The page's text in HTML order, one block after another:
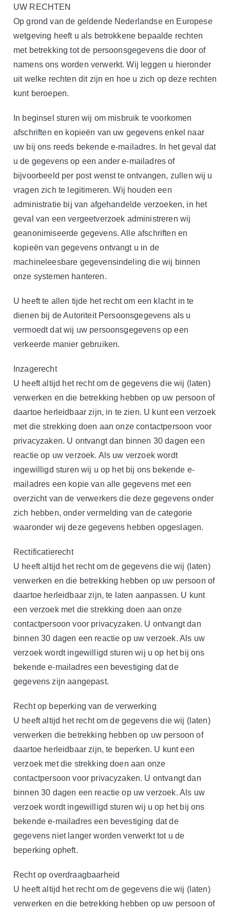
UW RECHTEN
Op grond van de geldende Nederlandse en Europese
wetgeving heeft u als betrokkene bepaalde rechten
met betrekking tot de persoonsgegevens die door of
namens ons worden verwerkt. Wij leggen u hieronder
uit welke rechten dit zijn en hoe u zich op deze rechten
kunt beroepen.
In beginsel sturen wij om misbruik te voorkomen
afschriften en kopieën van uw gegevens enkel naar
uw bij ons reeds bekende e-mailadres. In het geval dat
u de gegevens op een ander e-mailadres of
bijvoorbeeld per post wenst te ontvangen, zullen wij u
vragen zich te legitimeren. Wij houden een
administratie bij van afgehandelde verzoeken, in het
geval van een vergeetverzoek administreren wij
geanonimiseerde gegevens. Alle afschriften en
kopieën van gegevens ontvangt u in de
machineleesbare gegevensindeling die wij binnen
onze systemen hanteren.
U heeft te allen tijde het recht om een klacht in te
dienen bij de Autoriteit Persoonsgegevens als u
vermoedt dat wij uw persoonsgegevens op een
verkeerde manier gebruiken.
Inzagerecht
U heeft altijd het recht om de gegevens die wij (laten)
verwerken en die betrekking hebben op uw persoon of
daartoe herleidbaar zijn, in te zien. U kunt een verzoek
met die strekking doen aan onze contactpersoon voor
privacyzaken. U ontvangt dan binnen 30 dagen een
reactie op uw verzoek. Als uw verzoek wordt
ingewilligd sturen wij u op het bij ons bekende e-
mailadres een kopie van alle gegevens met een
overzicht van de verwerkers die deze gegevens onder
zich hebben, onder vermelding van de categorie
waaronder wij deze gegevens hebben opgeslagen.
Rectificatierecht
U heeft altijd het recht om de gegevens die wij (laten)
verwerken en die betrekking hebben op uw persoon of
daartoe herleidbaar zijn, te laten aanpassen. U kunt
een verzoek met die strekking doen aan onze
contactpersoon voor privacyzaken. U ontvangt dan
binnen 30 dagen een reactie op uw verzoek. Als uw
verzoek wordt ingewilligd sturen wij u op het bij ons
bekende e-mailadres een bevestiging dat de
gegevens zijn aangepast.
Recht op beperking van de verwerking
U heeft altijd het recht om de gegevens die wij (laten)
verwerken die betrekking hebben op uw persoon of
daartoe herleidbaar zijn, te beperken. U kunt een
verzoek met die strekking doen aan onze
contactpersoon voor privacyzaken. U ontvangt dan
binnen 30 dagen een reactie op uw verzoek. Als uw
verzoek wordt ingewilligd sturen wij u op het bij ons
bekende e-mailadres een bevestiging dat de
gegevens niet langer worden verwerkt tot u de
beperking opheft.
Recht op overdraagbaarheid
U heeft altijd het recht om de gegevens die wij (laten)
verwerken en die betrekking hebben op uw persoon of